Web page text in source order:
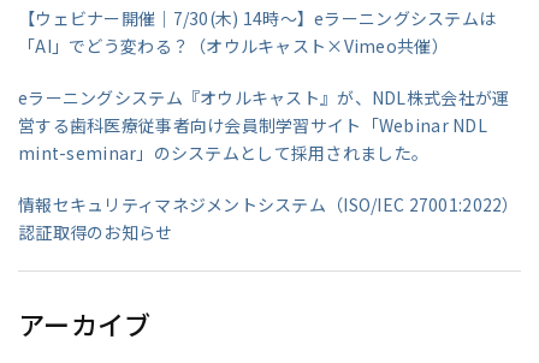
【ウェビナー開催｜7/30(木) 14時～】eラーニングシステムは
「AI」でどう変わる？（オウルキャスト×Vimeo共催）
eラーニングシステム『オウルキャスト』が、NDL株式会社が運
営する歯科医療従事者向け会員制学習サイト「Webinar NDL
mint-seminar」のシステムとして採用されました。
情報セキュリティマネジメントシステム（ISO/IEC 27001:2022）
認証取得のお知らせ
アーカイブ